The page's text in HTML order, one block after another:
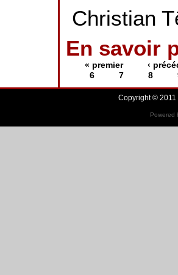
Christian
En savoir
« premier
‹
6
7 8
Copyright © 2011
Powered